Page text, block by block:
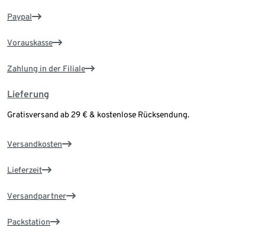
Paypal
Vorauskasse
Zahlung in der Filiale
Lieferung
Gratisversand ab 29 € & kostenlose Rücksendung.
Versandkosten
Lieferzeit
Versandpartner
Packstation